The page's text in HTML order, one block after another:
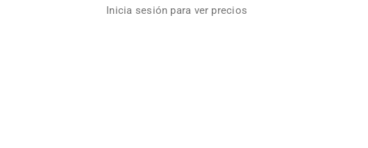
Inicia sesión para ver precios